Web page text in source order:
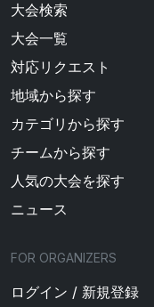
大会検索
大会一覧
対応リクエスト
地域から探す
カテゴリから探す
チームから探す
人気の大会を探す
ニュース
FOR ORGANIZERS
ログイン / 新規登録